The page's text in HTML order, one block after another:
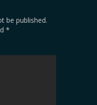
be published.
*